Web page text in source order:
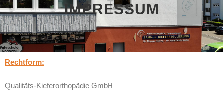
IMPRESSUM
Rechtform:
Qualitäts-Kieferorthopädie GmbH